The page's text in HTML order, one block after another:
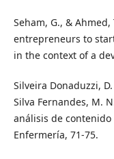
Seham, G., &
entrepreneurs to
in the context of a
Silveira Donaduzzi, D.
Silva Fernandes, M.
análisis de
Enfermería, 71-75.